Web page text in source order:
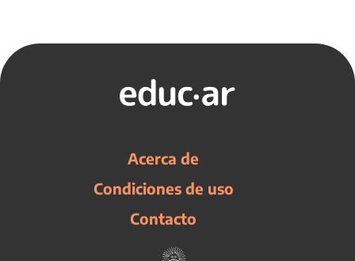
Acerca de
Condiciones de uso
Contacto